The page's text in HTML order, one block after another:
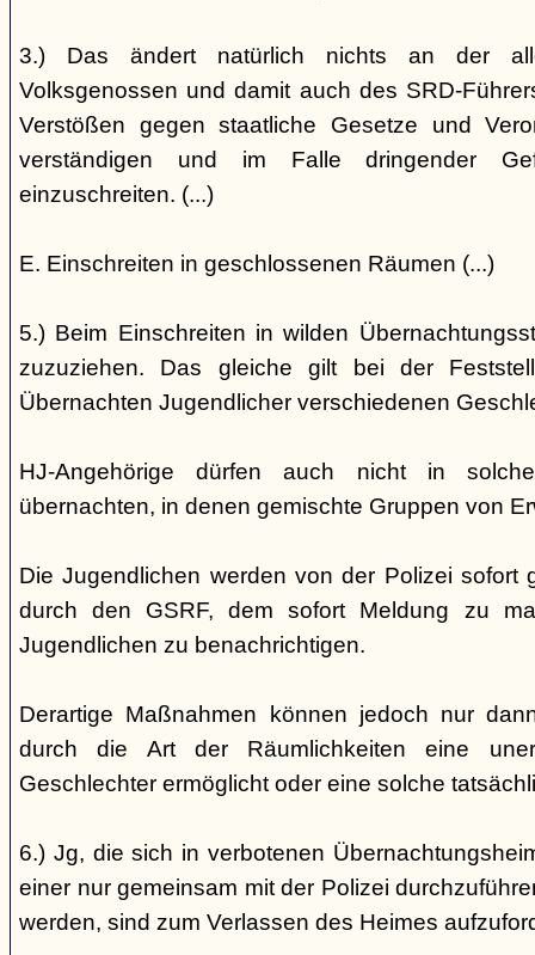
3.) Das ändert natürlich nichts an der
Volksgenossen und damit auch des SRD-
Verstößen gegen staatliche Gesetze und
verständigen und im Falle dringender
einzuschreiten. (...)
E. Einschreiten in geschlossenen Räumen (...)
5.) Beim Einschreiten in wilden
zuzuziehen. Das gleiche gilt bei der
Übernachten Jugendlicher verschiedenen
HJ-Angehörige dürfen auch nicht in
übernachten, in denen gemischte Gruppen von
Die Jugendlichen werden von der Polizei sofort
durch den GSRF, dem sofort Meldung zu
Jugendlichen zu benachrichtigen.
Derartige Maßnahmen können jedoch nur
durch die Art der Räumlichkeiten eine
Geschlechter ermöglicht oder eine solche
6.) Jg, die sich in verbotenen
einer nur gemeinsam mit der Polizei
werden, sind zum Verlassen des Heimes